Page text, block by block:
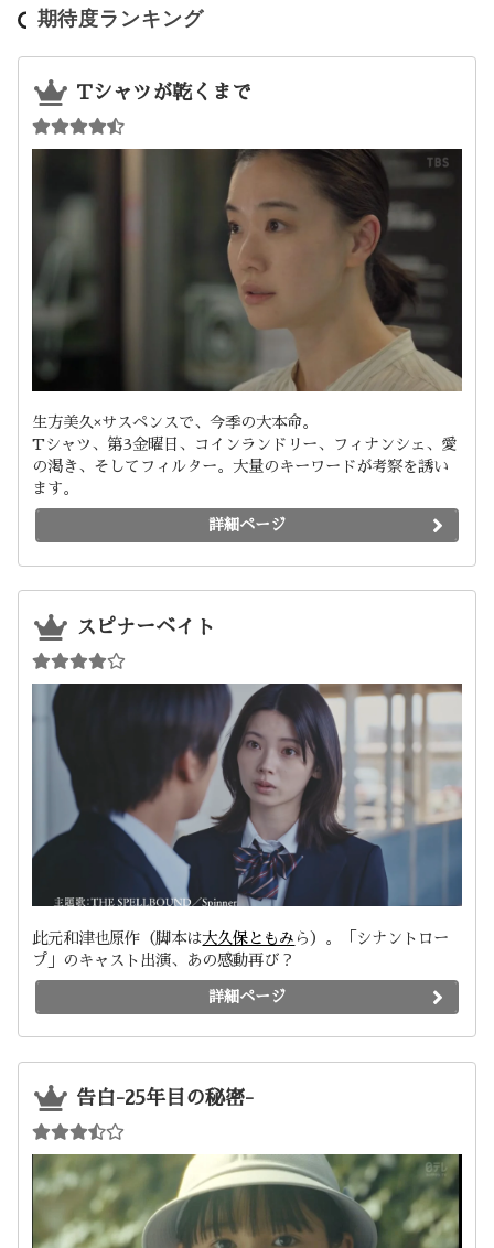
期待度ランキング
Tシャツが乾くまで
生方美久×サスペンスで、今季の大本命。
Tシャツ、第3金曜日、コインランドリー、フィナンシェ、愛
の渇き、そしてフィルター。大量のキーワードが考察を誘い
ます。
詳細ページ
スピナーベイト
此元和津也原作（脚本は大久保ともみ ら）。「シナントロー
プ」のキャスト出演、あの感動再び？
詳細ページ
告白-25年目の秘密-